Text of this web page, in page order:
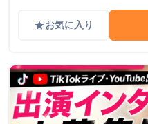
gradeお気に入り